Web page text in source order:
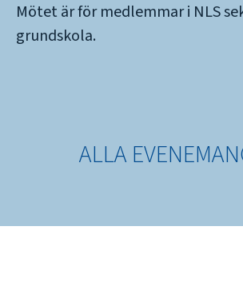
Mötet är för medlemmar i NLS
grundskola.
ALLA